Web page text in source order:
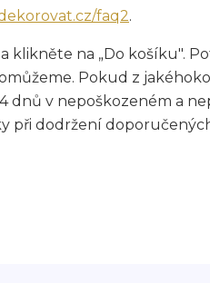
faq2.
klikněte na „Do košíku".
Pokud z
dnů v nepoškozeném a
při dodržení